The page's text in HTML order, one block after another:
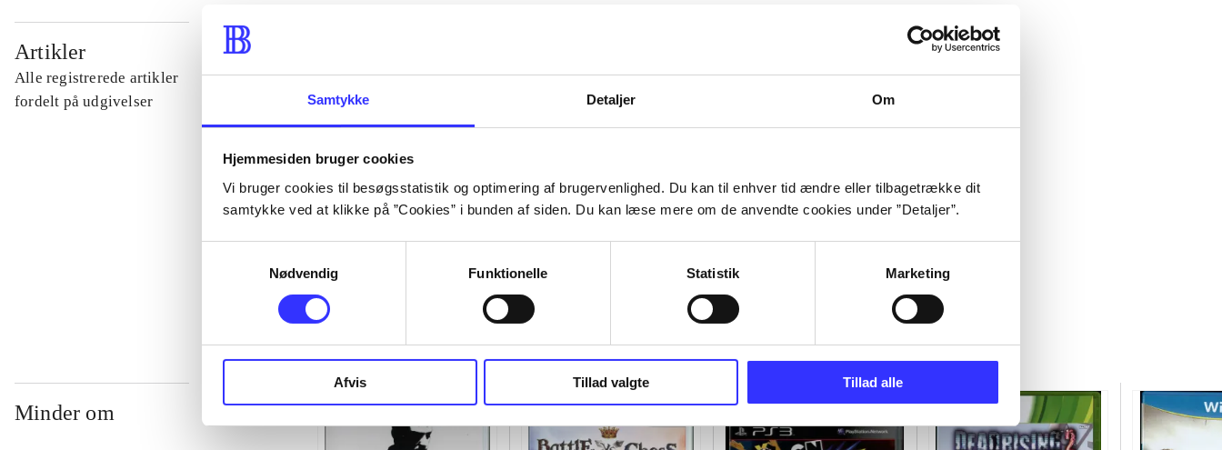
Samtykke Detaljer Om
Hjemmesiden bruger cookies
Vi bruger cookies til besøgsstatistik og optimering af brugervenlighed. Du kan til enhver tid ændre eller tilbagetrække dit
samtykke ved at klikke på ”Cookies” i bunden af siden. Du kan læse mere om de anvendte cookies under ”Detaljer”.
Nødvendig
Funktionelle Statistik Marketing
Afvis Tillad valgte Tillad alle
Artikler
Alle registrerede artikler
fordelt på udgivelser
...
...
...
...
Minder om